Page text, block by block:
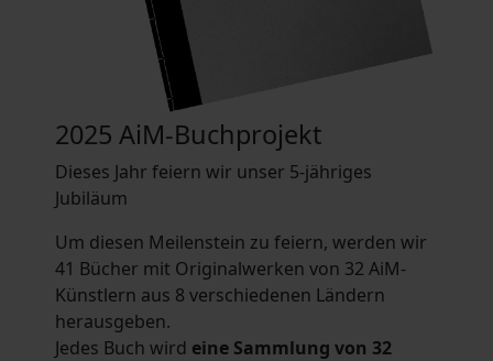
2025 AiM-Buchprojekt
Dieses Jahr feiern wir unser 5-jähriges
Jubiläum
Um diesen Meilenstein zu feiern, werden wir
41 Bücher mit Originalwerken von 32 AiM-
Künstlern aus 8 verschiedenen Ländern
herausgeben.
Jedes Buch wird eine Sammlung von 32